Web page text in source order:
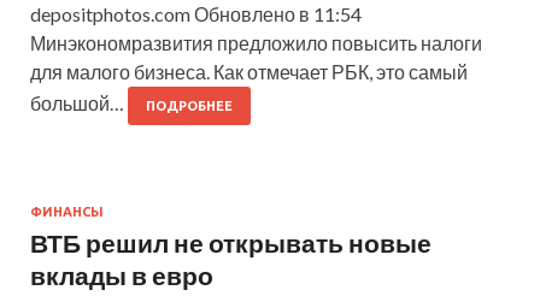
depositphotos.com Обновлено в 11:54
Минэкономразвития предложило повысить налоги
для малого бизнеса. Как отмечает РБК, это самый
большой…
ПОДРОБНЕЕ
ФИНАНСЫ
ВТБ решил не открывать новые
вклады в евро